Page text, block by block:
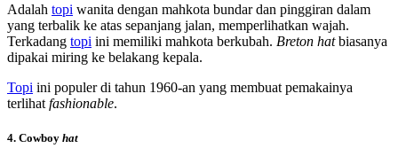
Adalah topi wanita dengan mahkota bundar dan pinggiran dalam
yang terbalik ke atas sepanjang jalan, memperlihatkan wajah.
Terkadang topi ini memiliki mahkota berkubah. Breton hatbiasanya
dipakai miring ke belakang kepala.
Topi ini populer di tahun 1960-an yang membuat pemakainya
terlihat fashionable.
4. Cowboy hat